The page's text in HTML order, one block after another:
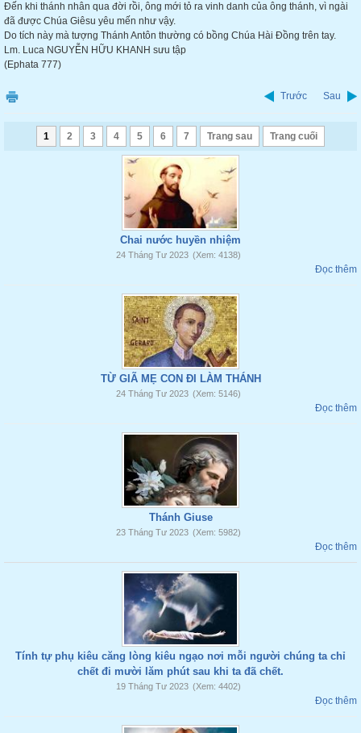
Đến khi thánh nhân qua đời rồi, ông mới tỏ ra vinh danh của ông thánh, vì ngài
đã được Chúa Giêsu yêu mến như vậy.
Do tích này mà tượng Thánh Antôn thường có bồng Chúa Hài Đồng trên tay.
Lm. Luca NGUYỄN HỮU KHANH sưu tập
(Ephata 777)
Trước Sau
1 2 3 4 5 6 7 Trang sau Trang cuối
Chai nước huyền nhiệm
24 Tháng Tư 2023 (Xem: 4138)
Đọc thêm
TỪ GIÃ MẸ CON ĐI LÀM THÁNH
24 Tháng Tư 2023 (Xem: 5146)
Đọc thêm
Thánh Giuse
23 Tháng Tư 2023 (Xem: 5982)
Đọc thêm
Tính tự phụ kiêu căng lòng kiêu ngạo nơi mỗi người chúng ta chỉ
chết đi mười lăm phút sau khi ta đã chết.
19 Tháng Tư 2023 (Xem: 4402)
Đọc thêm